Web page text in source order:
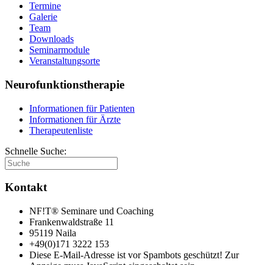
Termine
Galerie
Team
Downloads
Seminarmodule
Veranstaltungsorte
Neurofunktionstherapie
Informationen für Patienten
Informationen für Ärzte
Therapeutenliste
Schnelle Suche:
Kontakt
NF!T® Seminare und Coaching
Frankenwaldstraße 11
95119 Naila
+49(0)171 3222 153
Diese E-Mail-Adresse ist vor Spambots geschützt! Zur